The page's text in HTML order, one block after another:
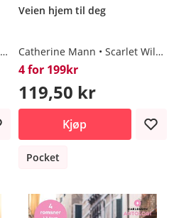
Michelle Smart
Veien hjem til deg
Catherine Mann Scarlet Wilson
4 for 199kr
119,50 kr
Kjøp
Pocket